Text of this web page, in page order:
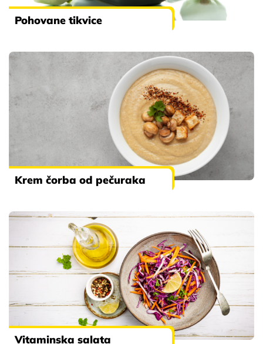
Pohovane tikvice
Krem čorba od pečuraka
Vitaminska salata